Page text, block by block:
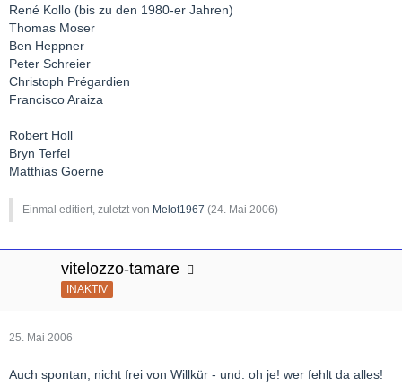
René Kollo (bis zu den 1980-er Jahren)
Thomas Moser
Ben Heppner
Peter Schreier
Christoph Prégardien
Francisco Araiza
Robert Holl
Bryn Terfel
Matthias Goerne
Einmal editiert, zuletzt von Melot1967 (24. Mai 2006)
vitelozzo-tamare
INAKTIV
25. Mai 2006
Auch spontan, nicht frei von Willkür - und: oh je! wer fehlt da alles!